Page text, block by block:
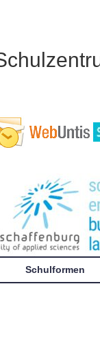
Schulformen